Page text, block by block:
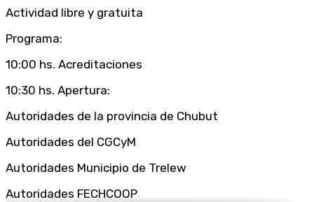
Actividad libre y gratuita
Programa:
10:00 hs. Acreditaciones
10:30 hs. Apertura:
Autoridades de la provincia de Chubut
Autoridades del CGCyM
Autoridades Municipio de Trelew
Autoridades FECHCOOP